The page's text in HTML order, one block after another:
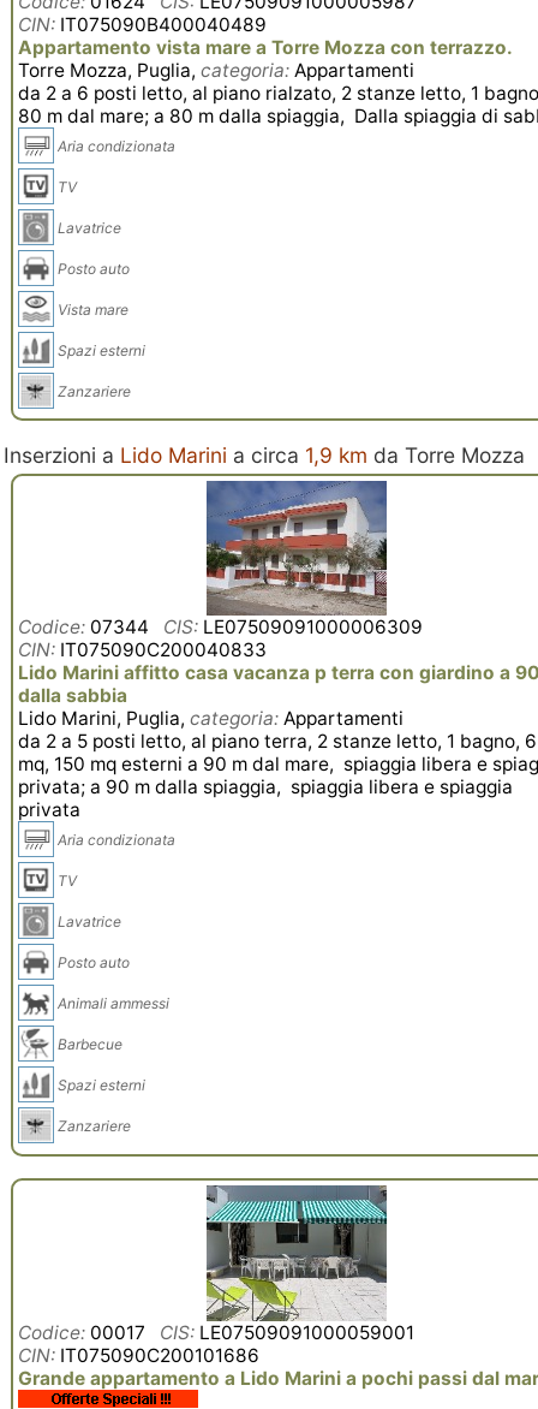
CIN: IT075090B400040489
Appartamento vista mare a Torre Mozza con terrazzo.
Torre Mozza, Puglia,categoria: Appartamenti
da 2 a 6 posti letto, al piano rialzato, 2 stanze letto, 1
80 m dal mare; a 80 m dalla spiaggia, Dalla spiaggia di
Aria condizionata
TV
Lavatrice
Posto auto
Vista mare
Spazi esterni
Zanzariere
Inserzioni a Lido Marini a circa 1,9 km da Torre Mozza
Codice: 07344 CIS: LE07509091000006309
CIN: IT075090C200040833
Lido Marini affitto casa vacanza p terra con giardino a
dalla sabbia
Lido Marini, Puglia,categoria: Appartamenti
da 2 a 5 posti letto, al piano terra, 2 stanze letto, 1 bagno,
mq, 150 mq esterni a 90 m dal mare, spiaggia libera e
privata; a 90 m dalla spiaggia, spiaggia libera e spiaggia
privata
Aria condizionata
TV
Lavatrice
Posto auto
Animali ammessi
Barbecue
Spazi esterni
Zanzariere
Codice: 00017 CIS: LE07509091000059001
CIN: IT075090C200101686
Grande appartamento a Lido Marini a pochi passi dal